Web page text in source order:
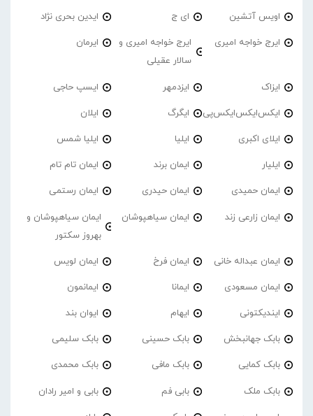
اویس آتشین ای ج ایدین بحری نژاد
ایرج خواجه امیری
ایرج خواجه امیری و
سالار عقیلی
ایرمان
ایزاک ایزدمهر ایسپ حاجی
ایکس‌ایکس‌ایکس‌پی ایگرگ ایلان
ایلای اکبری ایلیا ایلیا شمس
ایلیار ایمان برند ایمان تام تام
ایمان حمیدی ایمان حیدری ایمان رستمی
ایمان زارعی زند ایمان سیاهپوشان
ایمان سیاهپوشان و
بهروز سکتور
ایمان عبداله خانی ایمان فرخ ایمان لویس
ایمان مسعودی ایمانا ایمانمون
ایندیکتونی ایهام ایوان بند
بابک جهانبخش بابک حسینی بابک سلیمی
بابک کمایی بابک مافی بابک محمدی
بابک ملک بابی فم بابی و امیر رادان